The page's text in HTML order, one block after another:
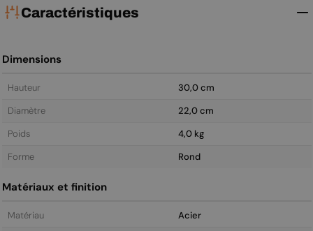
Caractéristiques
Dimensions
Hauteur
30,0 cm
Diamètre
22,0 cm
Poids
4,0 kg
Forme
Rond
Matériaux et finition
Matériau
Acier